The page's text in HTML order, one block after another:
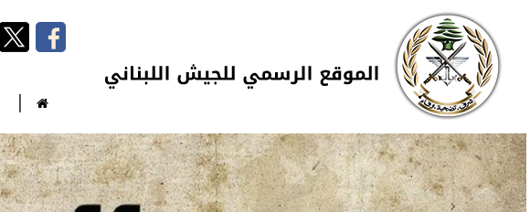
تجاوز إلى المحتوى الرئيسي
Skip to navigation